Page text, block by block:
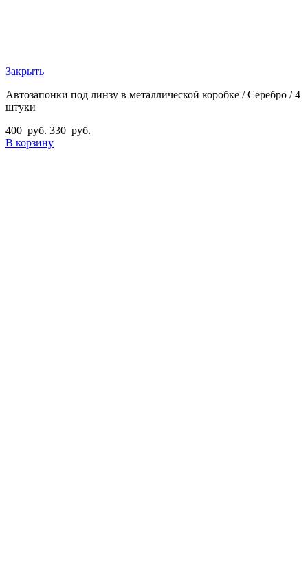
Закрыть
Автозапонки под линзу в металлической коробке / Серебро / 4
штуки
400руб. 330 руб.
В корзину